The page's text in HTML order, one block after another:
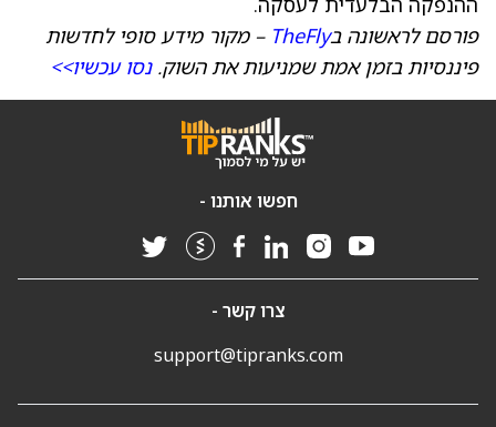
פורסם לראשונה בTheFly – מקור מידע סופי לחדשות
פיננסיות בזמן אמת שמניעות את השוק.נסו עכשיו>>
חפשו אותנו -
צרו קשר -
support@tipranks.com